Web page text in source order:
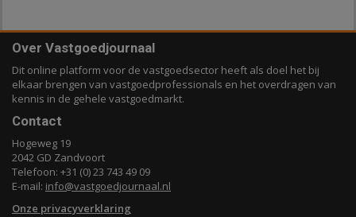
Over Vastgoedjournaal
Dit online platform voor de vastgoedsector heeft als doel het bij
elkaar brengen van vastgoedprofessionals en het overdragen van
kennis in de gehele vastgoedmarkt.
Contact
Hogeweg 19
2042 GD Zandvoort
Telefoon: +31 (0) 23 743 49 09
E-mail: info@vastgoedjournaal.nl
Onze privacyverklaring